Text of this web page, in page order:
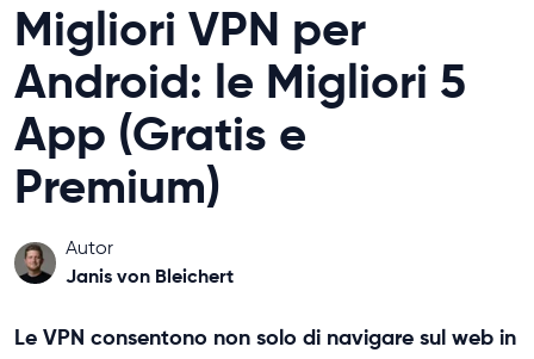
Migliori VPN per
Android: le Migliori 5
App (Gratis e
Premium)
Autor
Janis von Bleichert
Le VPN consentono non solo di navigare sul web in